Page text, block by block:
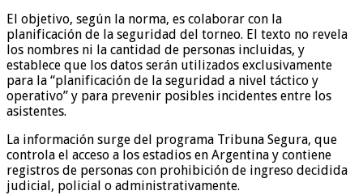
El objetivo, según la norma, es colaborar con la
planificación de la seguridad del torneo. El texto no revela
los nombres ni la cantidad de personas incluidas, y
establece que los datos serán utilizados exclusivamente
para la “planificación de la seguridad a nivel táctico y
operativo” y para prevenir posibles incidentes entre los
asistentes.
La información surge del programa Tribuna Segura, que
controla el acceso a los estadios en Argentina y contiene
registros de personas con prohibición de ingreso decidida
judicial, policial o administrativamente.